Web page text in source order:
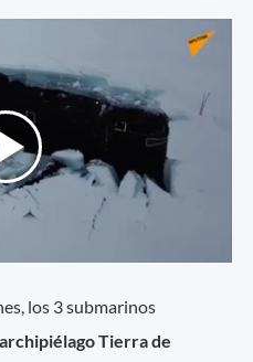
los 3 submarinos
Tierra de